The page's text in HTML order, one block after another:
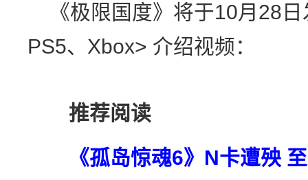
《极限国度》将于10月28
PS5、Xbox> 介绍视频：
推荐阅读
《孤岛惊魂6》N卡遭殃